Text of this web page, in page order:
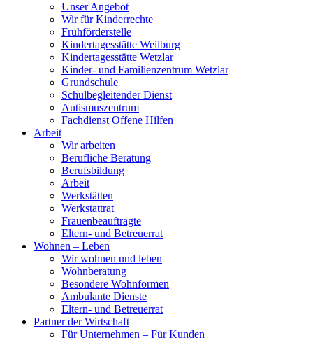
Unser Angebot
Wir für Kinderrechte
Frühförderstelle
Kindertagesstätte Weilburg
Kindertagesstätte Wetzlar
Kinder- und Familienzentrum Wetzlar
Grundschule
Schulbegleitender Dienst
Autismuszentrum
Fachdienst Offene Hilfen
Arbeit
Wir arbeiten
Berufliche Beratung
Berufsbildung
Arbeit
Werkstätten
Werkstattrat
Frauenbeauftragte
Eltern- und Betreuerrat
Wohnen – Leben
Wir wohnen und leben
Wohnberatung
Besondere Wohnformen
Ambulante Dienste
Eltern- und Betreuerrat
Partner der Wirtschaft
Für Unternehmen – Für Kunden